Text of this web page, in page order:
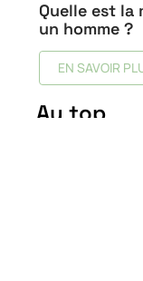
Quelle est
un homme ?
EN SAVOIR
Au top